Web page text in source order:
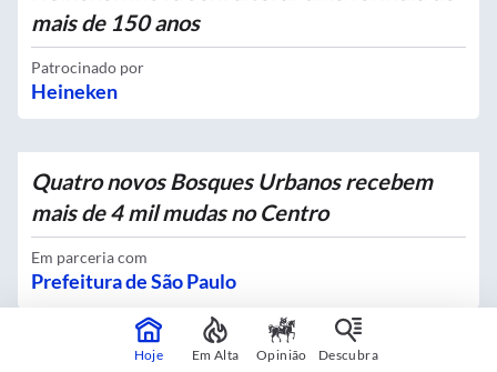
mais de 150 anos
Patrocinado por
Heineken
Quatro novos Bosques Urbanos recebem
mais de 4 mil mudas no Centro
Em parceria com
Prefeitura de São Paulo
Hoje Em Alta Opinião Descubra